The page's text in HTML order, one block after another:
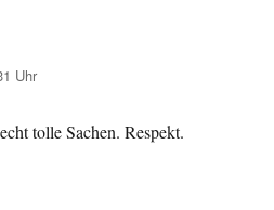
Uhr
tolle Sachen. Respekt.